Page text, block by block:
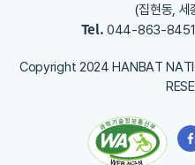
(집현동, 세
Tel.044-863-8451
Copyright 2024 HANBAT